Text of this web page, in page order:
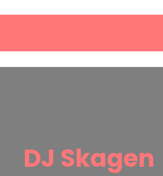
DJ Skagen